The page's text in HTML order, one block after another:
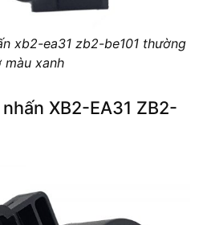
xb2-ea31 zb2-be101 thường
màu xanh
XB2-EA31 ZB2-